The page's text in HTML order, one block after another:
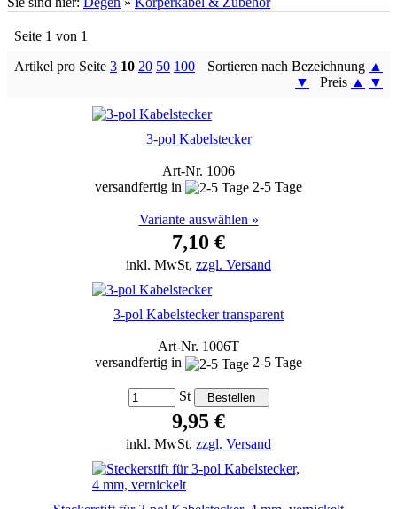
Seite 1 von 1
Artikel pro Seite 3 10 20 50 100 Sortieren nach Bezeichnung ▲
▼
Preis ▲ ▼
3-pol Kabelstecker
Art-Nr. 1006
versandfertig in
2-5 Tage
Variante auswählen »
7,10 €
inkl. MwSt, zzgl. Versand
3-pol Kabelstecker transparent
Art-Nr. 1006T
versandfertig in
2-5 Tage
St
9,95 €
inkl. MwSt, zzgl. Versand